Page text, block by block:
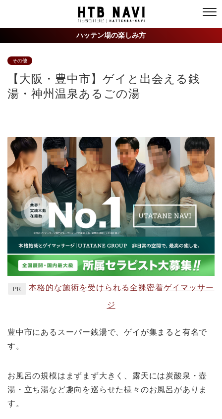
ハッテン場の楽しみ方
その他
【大阪・豊中市】ゲイと出会える銭
湯・神州温泉あるごの湯
PR 本格的な施術を受けられる全裸密着ゲイマッサー
ジ
豊中市にあるスーパー銭湯で、ゲイが集まると有名で
す。
お風呂の規模はまずまず大きく、露天には炭酸泉・壺
湯・立ち湯など趣向を巡らせた様々のお風呂がありま
す。